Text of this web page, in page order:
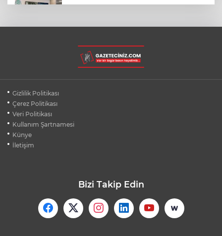
BURSA'DA YENİLENECEK LİSEDE YIKIM
BAŞLADI
LUKAKU İÇİN FENERBAHÇE VE BEŞİKTAŞ
Gizlilik Politikası
Çerez Politikası
Veri Politikası
Kullanım Şartnamesi
Künye
İletişim
Bizi Takip Edin